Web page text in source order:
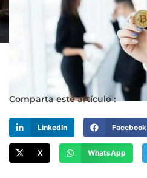
Comparta este artículo :
LinkedIn Facebook
X WhatsApp